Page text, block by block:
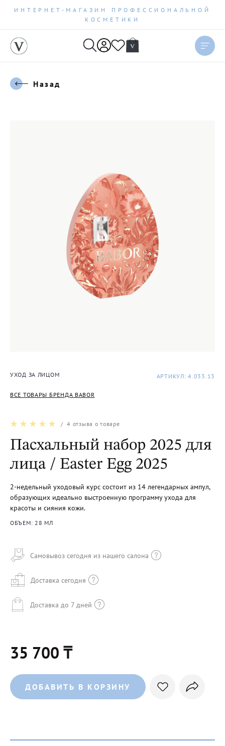
ИНТЕРНЕТ-МАГАЗИН ПРОФЕССИОНАЛЬНОЙ
КОСМЕТИКИ
Назад
УХОД ЗА ЛИЦОМ
ВСЕ ТОВАРЫ БРЕНДА BABOR
АРТИКУЛ: 4.033.13
/4 отзыва о товаре
Пасхальный набор 2025 для
лица / Easter Egg 2025
2-недельный уходовый курс состоит из 14 легендарных ампул,
образующих идеально выстроенную программу ухода для
красоты и сияния кожи.
ОБЪЕМ: 28 МЛ
Самовывоз сегодня из нашего салона
Доставка сегодня
Доставка до 7 дней
35 700 ₸
ДОБАВИТЬ В КОРЗИНУ